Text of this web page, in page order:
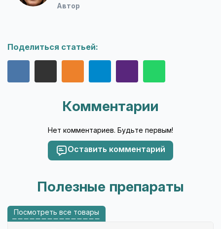
Автор
Поделиться статьей:
Комментарии
Нет комментариев. Будьте первым!
Оставить комментарий
Полезные препараты
Посмотреть все товары